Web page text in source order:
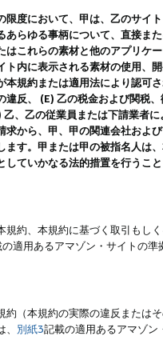
限度において、甲は、乙のサイ
あらゆる事柄について、直接ま
はこれらの素材と他のアプリ
ト内に表示される素材の使用、
本規約または適用法により認可
違反、 (E) 乙の税金および関税
、乙の従業員または下請業者
求から、甲、甲の関連会社およ
ます。甲または甲の被指名人は
していかなる法的措置を行うこ
規約、本規約に基づく取引もし
の適用あるアマゾン・サイトの
約（本規約の実際の違反または
別紙3記載の適用あるアマゾン